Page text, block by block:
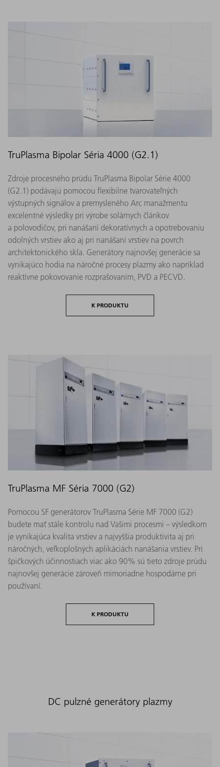
TruPlasma Bipolar Séria 4000 (G2.1)
Zdroje procesného prúdu TruPlasma Bipolar Série 4000
(G2.1) podávajú pomocou flexibilne tvarovateľných
výstupných signálov a premysleného Arc manažmentu
excelentné výsledky pri výrobe solárnych článkov
a polovodičov, pri nanášaní dekoratívnych a opotrebovaniu
odolných vrstiev ako aj pri nanášaní vrstiev na povrch
architektonického skla. Generátory najnovšej generácie sa
vynikajúco hodia na náročné procesy plazmy ako napríklad
reaktívne pokovovanie rozprašovaním, PVD a PECVD.
K PRODUKTU
TruPlasma MF Séria 7000 (G2)
Pomocou SF generátorov TruPlasma Série MF 7000 (G2)
budete mať stále kontrolu nad Vašimi procesmi – výsledkom
je vynikajúca kvalita vrstiev a najvyššia produktivita aj pri
náročných, veľkoplošných aplikáciách nanášania vrstiev. Pri
špičkových účinnostiach viac ako 90% sú tieto zdroje prúdu
najnovšej generácie zároveň mimoriadne hospodárne pri
používaní.
K PRODUKTU
DC pulzné generátory plazmy